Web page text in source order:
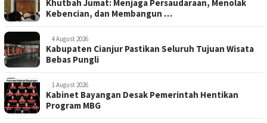
Khutbah Jumat: Menjaga Persaudaraan, Menolak
Kebencian, dan Membangun …
4 August 2026
Kabupaten Cianjur Pastikan Seluruh Tujuan Wisata
Bebas Pungli
1 August 2026
Kabinet Bayangan Desak Pemerintah Hentikan
Program MBG